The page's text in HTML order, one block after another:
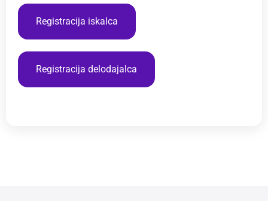
Registracija iskalca
Registracija delodajalca